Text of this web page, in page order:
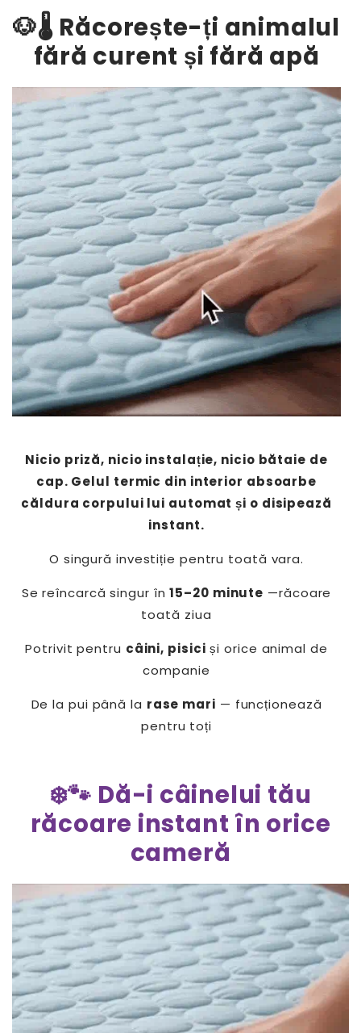
🐶🌡️ Răcorește-ți animalul
fără curent și fără apă
Nicio priză, nicio instalație, nicio bătaie de
cap. Gelul termic din interior absoarbe
căldura corpului lui automat și o disipează
instant.
O singură investiție pentru toată vara.
Se reîncarcă singur în15–20 minute —răcoare
toată ziua
Potrivit pentru câini, pisici și orice animal de
companie
De la pui până la rase mari — funcționează
pentru toți
❄️🐾 Dă-i câinelui tău
răcoare instant în orice
cameră